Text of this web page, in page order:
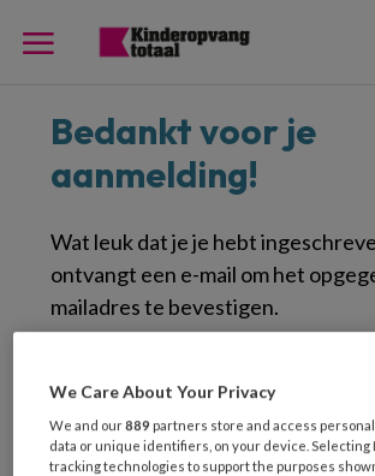
Bedankt voor je
aanmelding!
Wat leuk dat je je hebt
ontvangt een e-mail om het
mailadres te bevestigen.
vol met tips, verhalen en updates
wilt missen. Om ervoor te zorgen
mails altijd in je inbox belanden,
We Care About Your Privacy
We and our889 partners store and access
data or unique identifiers, on your device. Selecting
tracking technologies to support the purposes